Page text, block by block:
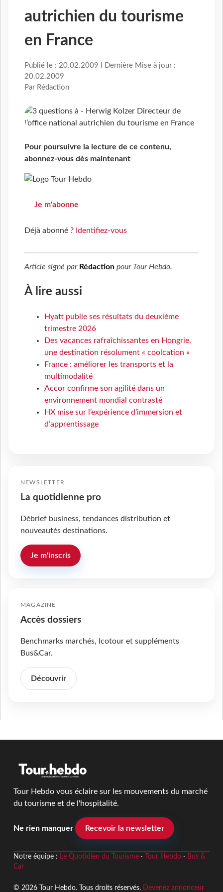
autrichien du tourisme
en France
Publié le : 20.02.2009 I Dernière Mise à jour :
20.02.2009
Par Rédaction
Pour poursuivre la lecture de ce contenu,
abonnez-vous dès maintenant
Je m'abonne
Déjà abonné ? Identifiez-vous
Article signé par Rédaction pour Tour Hebdo.
À lire aussi
Hyatt publie ses résultats du deuxième
trimestre 2026
Des vacances rafraîchissantes en Hongrie,
une destination résolument « coolcation »
France : améliorer les transports et la
multimodalité
Accor confirme son agilité dans un
environnement mondial contrasté
HX mise sur l’expérience d’immersion et
d’apprentissage
NEWSLETTER
La quotidienne pro
Débrief business, tendances distribution et
nouveautés destinations.
Je m'inscris
MAGAZINE
Accès dossiers
Benchmarks marchés, Icotour et suppléments
Bus&Car.
Découvrir
Tour Hebdo vous éclaire sur les mouvements du marché
du tourisme et de l'hospitalité.
Ne rien manquer Recevoir la newsletter
Notre équipe : Le Quotidien du Tourisme· Tour Hebdo· Bus &
Car
© 2026 Tour Hebdo. Tous droits réservés. Devenez annonceur